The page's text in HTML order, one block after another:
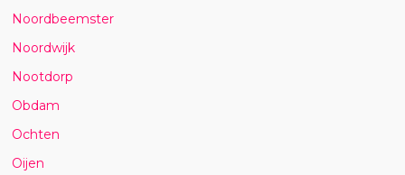
Noordbeemster
Noordwijk
Nootdorp
Obdam
Ochten
Oijen